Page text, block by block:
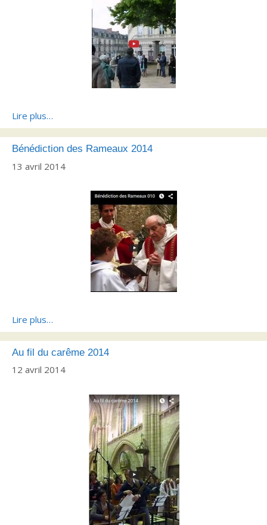
Lire plus…
Bénédiction des Rameaux 2014
13 avril 2014
Lire plus…
Au fil du carême 2014
12 avril 2014